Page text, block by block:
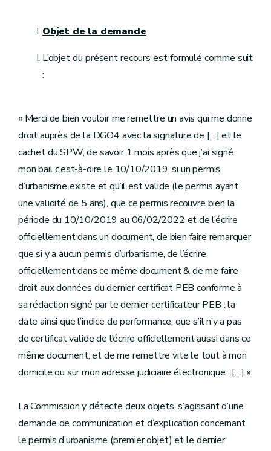
Objet de la demande
L’objet du présent recours est formulé comme suit
:
« Merci de bien vouloir me remettre un avis qui me donne
droit auprès de la DGO4 avec la signature de […] et le
cachet du SPW, de savoir 1 mois après que j’ai signé
mon bail c’est-à-dire le 10/10/2019, si un permis
d’urbanisme existe et qu’il est valide (le permis ayant
une validité de 5 ans), que ce permis recouvre bien la
période du 10/10/2019 au 06/02/2022 et de l’écrire
officiellement dans un document, de bien faire remarquer
que si y a aucun permis d’urbanisme, de l’écrire
officiellement dans ce même document & de me faire
droit aux données du dernier certificat PEB conforme à
sa rédaction signé par le dernier certificateur PEB : la
date ainsi que l’indice de performance, que s’il n’y a pas
de certificat valide de l’écrire officiellement aussi dans ce
même document, et de me remettre vite le tout à mon
domicile ou sur mon adresse judiciaire électronique : […] ».
La Commission y détecte deux objets, s’agissant d’une
demande de communication et d’explication concernant
le permis d’urbanisme (premier objet) et le dernier